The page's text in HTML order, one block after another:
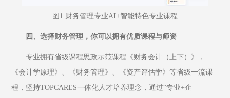
图1 财务管理专业AI+智能特色专业课程
四、选择财务管理，你可以拥有优质课程与师资
专业拥有省级课程思政示范课程《财务会计（上下）》，
《会计学原理》、《财务管理》、《资产评估学》等省级一流课
程，坚持TOPCARES一体化人才培养理念，通过“专业+企